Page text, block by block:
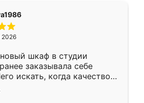
2026
шкаф в студии
заказывала себе
искать, когда качеством
Служит кухня уже почти
нет.